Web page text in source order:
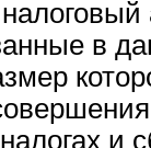
в
и